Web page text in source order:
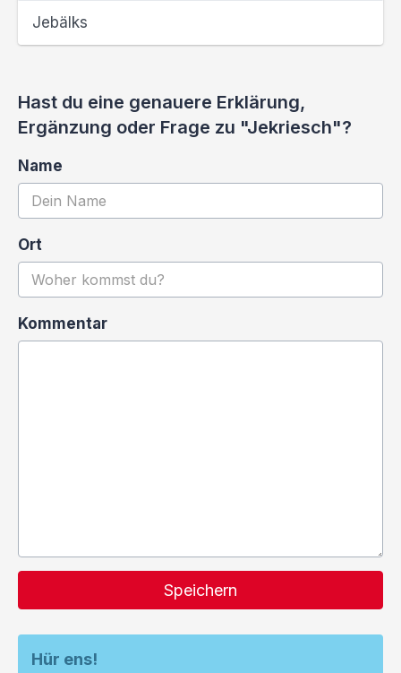
Jebälks
Hast du eine genauere Erklärung,
Ergänzung oder Frage zu "Jekriesch"?
Name
Ort
Kommentar
Speichern
Hür ens!